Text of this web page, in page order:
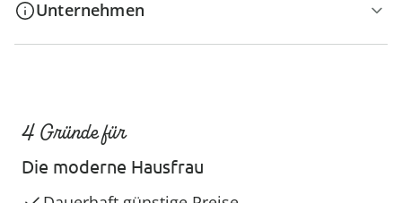
Unternehmen
4 Gründe für
Die moderne Hausfrau